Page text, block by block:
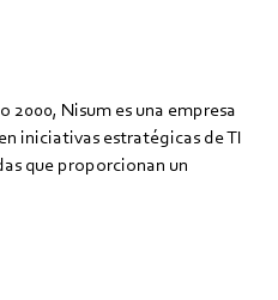
2000, Nisum es una empresa
iniciativas estratégicas de TI
que proporcionan un